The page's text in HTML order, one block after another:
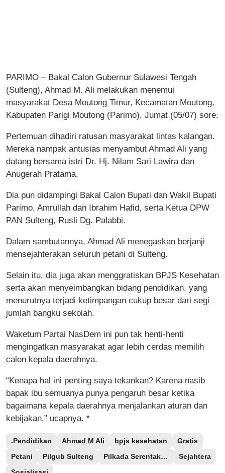
PARIMO – Bakal Calon Gubernur Sulawesi Tengah
(Sulteng), Ahmad M. Ali melakukan menemui
masyarakat Desa Moutong Timur, Kecamatan Moutong,
Kabupaten Parigi Moutong (Parimo), Jumat (05/07) sore.
Pertemuan dihadiri ratusan masyarakat lintas kalangan.
Mereka nampak antusias menyambut Ahmad Ali yang
datang bersama istri Dr. Hj. Nilam Sari Lawira dan
Anugerah Pratama.
Dia pun didampingi Bakal Calon Bupati dan Wakil Bupati
Parimo, Amrullah dan Ibrahim Hafid, serta Ketua DPW
PAN Sulteng, Rusli Dg. Palabbi.
Dalam sambutannya, Ahmad Ali menegaskan berjanji
mensejahterakan seluruh petani di Sulteng.
Selain itu, dia juga akan menggratiskan BPJS Kesehatan
serta akan menyeimbangkan bidang pendidikan, yang
menurutnya terjadi ketimpangan cukup besar dari segi
jumlah bangku sekolah.
Waketum Partai NasDem ini pun tak henti-henti
mengingatkan masyarakat agar lebih cerdas memilih
calon kepala daerahnya.
“Kenapa hal ini penting saya tekankan? Karena nasib
bapak ibu semuanya punya pengaruh besar ketika
bagaimana kepala daerahnya menjalankan aturan dan
kebijakan,” ucapnya. *
.Pendidikan Ahmad M Ali bpjs kesehatan
Gratis
Petani
Pilgub Sulteng Pilkada Serentak 2024
Sejahtera